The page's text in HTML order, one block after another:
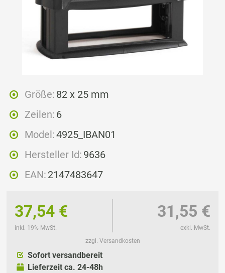
Größe: 82 x 25 mm
Zeilen: 6
Model:4925_IBAN01
Hersteller Id: 9636
EAN: 2147483647
37,54 €
inkl. 19% MwSt.
31,55 €
exkl. MwSt.
zzgl. Versandkosten
Sofort versandbereit
Lieferzeit ca. 24-48h